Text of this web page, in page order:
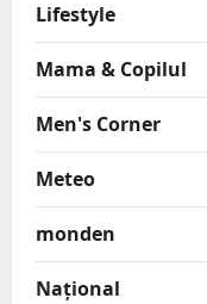
Lifestyle
Mama & Copilul
Men's Corner
Meteo
monden
Național